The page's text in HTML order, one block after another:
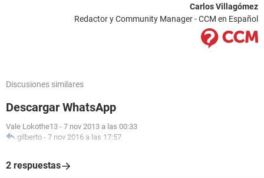
Carlos Villagómez
Redactor y Community Manager - CCM en Español
Discusiones similares
Descargar WhatsApp
Vale Lokothe13 - 7 nov 2013 a las 00:33
gilberto - 7 nov 2016 a las 17:57
2 respuestas